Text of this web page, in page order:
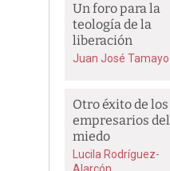
Un foro para la
teología de la
liberación
Juan José Tamayo
Otro éxito de los
empresarios del
miedo
Lucila Rodríguez-